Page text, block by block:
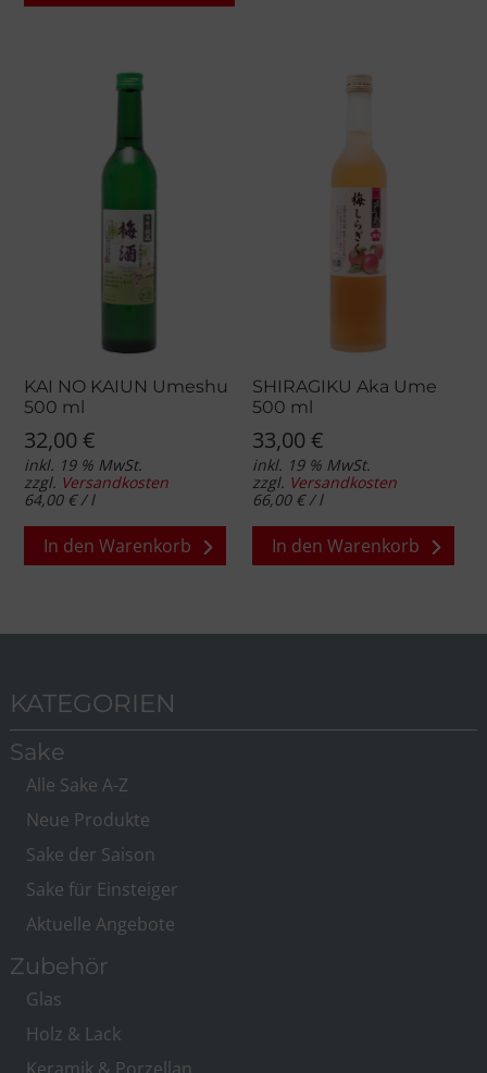
KAI NO KAIUN Umeshu
500 ml
32,00€
inkl. 19 % MwSt.
zzgl. Versandkosten
64,00 €/l
In den Warenkorb
SHIRAGIKU Aka Ume
500 ml
33,00€
inkl. 19 % MwSt.
zzgl. Versandkosten
66,00 €/l
In den Warenkorb
KATEGORIEN
Sake
Alle Sake A-Z
Neue Produkte
Sake der Saison
Sake für Einsteiger
Aktuelle Angebote
Zubehör
Glas
Holz & Lack